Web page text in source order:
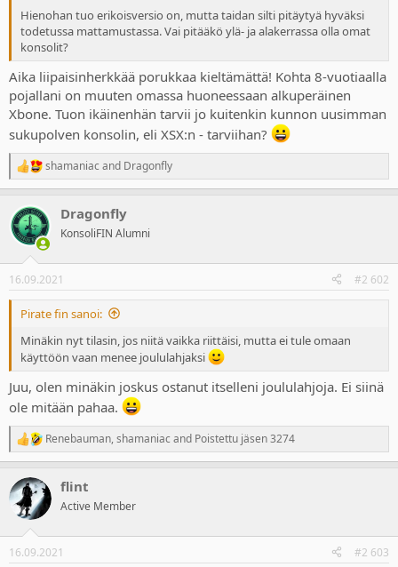
a
j
a
Hienohan tuo erikoisversio on, mutta taidan silti pitäytyä hyväksi
todetussa mattamustassa. Vai pitääkö ylä- ja alakerrassa olla omat
konsolit?
Aika liipaisinherkkää porukkaa kieltämättä! Kohta 8-vuotiaalla
pojallani on muuten omassa huoneessaan alkuperäinen
Xbone. Tuon ikäinenhän tarvii jo kuitenkin kunnon uusimman
sukupolven konsolin, eli XSX:n - tarviihan?
R
e
c
t
i
s
:
shamaniacand Dragonfly
Dragonfly
KonsoliFIN Alumni
16.09.2021 #2 602
Pirate fin sanoi:
Minäkin nyt tilasin, jos niitä vaikka riittäisi, mutta ei tule omaan
käyttöön vaan menee joululahjaksi
Juu, olen minäkin joskus ostanut itselleni joululahjoja. Ei siinä
ole mitään pahaa.
R
e
c
t
i
s
Renebauman, shamaniacand Poistettu jäsen 3274
flint
Active Member
16.09.2021 #2 603